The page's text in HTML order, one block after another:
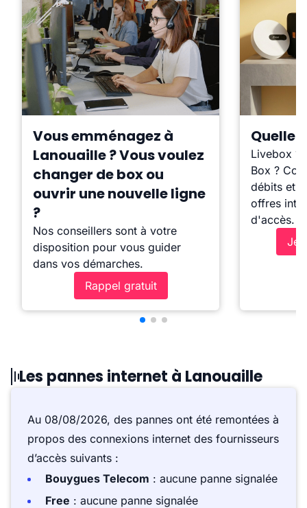
Vous emménagez à
Lanouaille ? Vous voulez
changer de box ou
ouvrir une nouvelle ligne
?
Nos conseillers sont à votre
disposition pour vous guider
dans vos démarches.
Rappel gratuit
Quelle
Livebox ?
Box ?
débits et
offres
d'accès.
Je
Les pannes internet à Lanouaille
Au 08/08/2026, des pannes ont été remontées à
propos des connexions internet des fournisseurs
d’accès suivants :
Bouygues Telecom : aucune panne signalée
Free : aucune panne signalée